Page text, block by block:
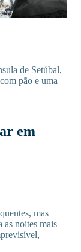
de Setúbal,
pão e uma
em
mas
as noites mais